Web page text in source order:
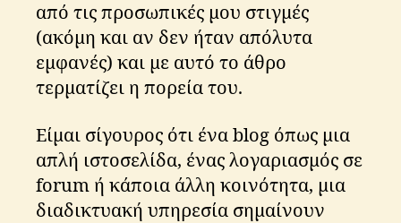
από τις προσωπικές μου στιγμές
(ακόμη και αν δεν ήταν απόλυτα
εμφανές) και με αυτό το άθρο
τερματίζει η πορεία του.
Είμαι σίγουρος ότι ένα blog όπως μια
απλή ιστοσελίδα, ένας λογαριασμός σε
forum ή κάποια άλλη κοινότητα, μια
διαδικτυακή υπηρεσία σημαίνουν